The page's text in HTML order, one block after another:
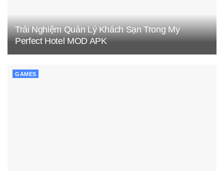
Trải Nghiệm Quản Lý Khách Sạn Trong My
Perfect Hotel MOD APK
GAMES